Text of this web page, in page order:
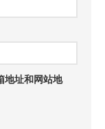
地址和网站地